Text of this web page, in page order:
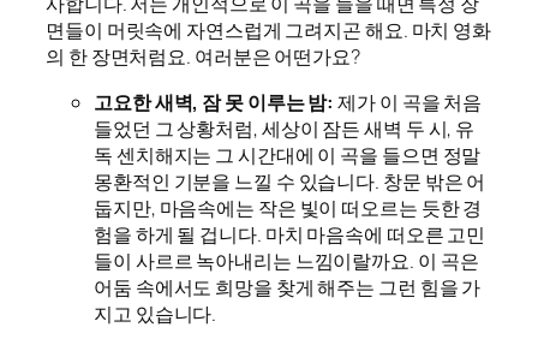
면들이 머릿속에 자연스럽게 그려지곤 해요. 마치 영화
의 한 장면처럼요. 여러분은 어떤가요?
고요한 새벽, 잠 못 이루는 밤: 제가 이 곡을 처음
들었던 그 상황처럼, 세상이 잠든 새벽 두 시, 유
독 센치해지는 그 시간대에 이 곡을 들으면 정말
몽환적인 기분을 느낄 수 있습니다. 창문 밖은 어
둡지만, 마음속에는 작은 빛이 떠오르는 듯한 경
험을 하게 될 겁니다. 마치 마음속에 떠오른 고민
들이 사르르 녹아내리는 느낌이랄까요. 이 곡은
어둠 속에서도 희망을 찾게 해주는 그런 힘을 가
지고 있습니다.